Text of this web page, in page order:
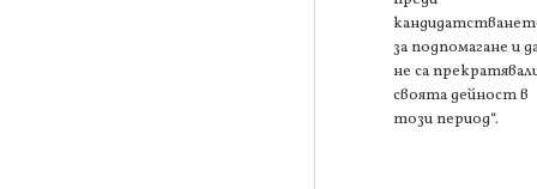
за подпомагане и
не са
своята дейност в
този период“.